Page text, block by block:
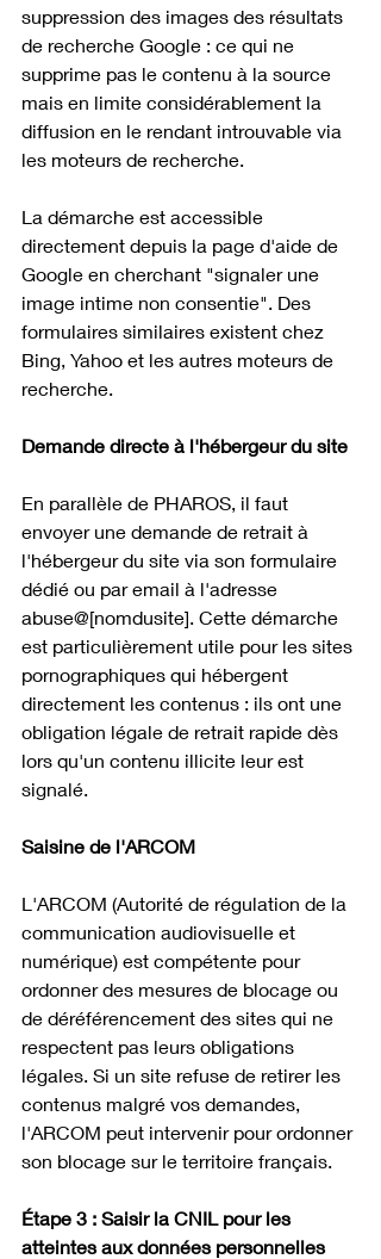
suppression des images des résultats
de recherche Google : ce qui ne
supprime pas le contenu à la source
mais en limite considérablement la
diffusion en le rendant introuvable via
les moteurs de recherche.
La démarche est accessible
directement depuis la page d'aide de
Google en cherchant "signaler une
image intime non consentie". Des
formulaires similaires existent chez
Bing, Yahoo et les autres moteurs de
recherche.
Demande directe à l'hébergeur du site
En parallèle de PHAROS, il faut
envoyer une demande de retrait à
l'hébergeur du site via son formulaire
dédié ou par email à l'adresse
abuse@[nomdusite]. Cette démarche
est particulièrement utile pour les sites
pornographiques qui hébergent
directement les contenus : ils ont une
obligation légale de retrait rapide dès
lors qu'un contenu illicite leur est
signalé.
Saisine de l'ARCOM
L'ARCOM (Autorité de régulation de la
communication audiovisuelle et
numérique) est compétente pour
ordonner des mesures de blocage ou
de déréférencement des sites qui ne
respectent pas leurs obligations
légales. Si un site refuse de retirer les
contenus malgré vos demandes,
l'ARCOM peut intervenir pour ordonner
son blocage sur le territoire français.
Étape 3 : Saisir la CNIL pour les
atteintes aux données personnelles